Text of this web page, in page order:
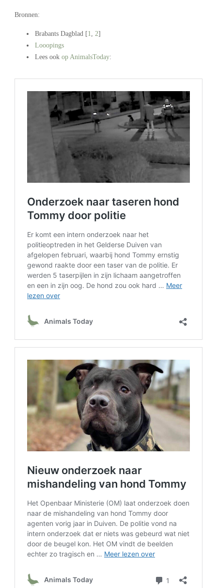
Bronnen:
Brabants Dagblad [1, 2]
Looopings
Lees ook op AnimalsToday: